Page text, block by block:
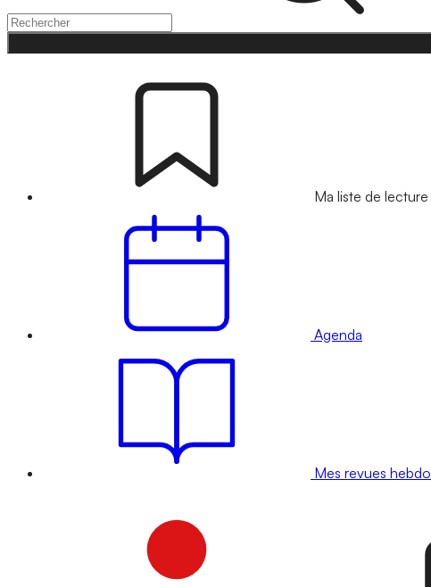
Ma liste de lecture
Agenda
Mes revues hebdo